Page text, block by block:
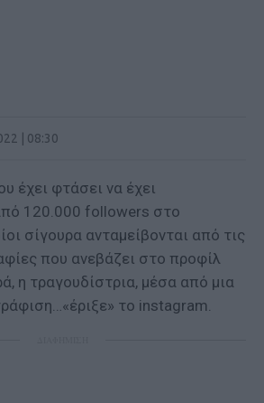
| 08:30
έχει φτάσει να έχει
120.000 followers στο
σίγουρα ανταμείβονται από τις
που ανεβάζει στο προφίλ
η τραγουδίστρια, μέσα από μια
το instagram.